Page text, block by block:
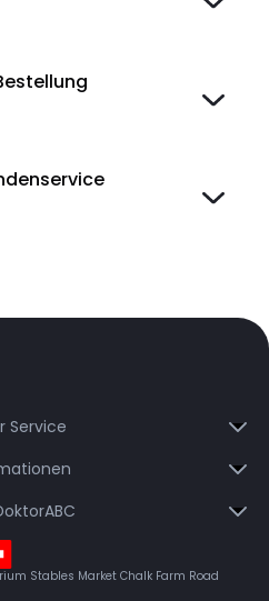
Service
Stables Market Chalk Farm Road